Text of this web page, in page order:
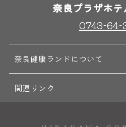
奈良プラザホ
0743-64-
奈良健康ランドについて
関連リンク